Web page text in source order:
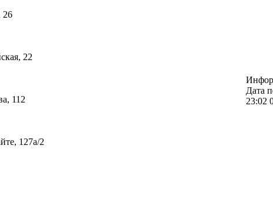
26
22
112
127а/2
Дата
23:02